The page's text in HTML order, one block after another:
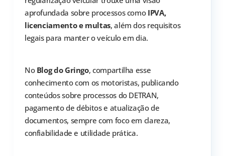
aprofundada sobre processos como IPVA,
licenciamento e multas, além dos requisitos
legais para manter o veículo em dia.
No Blog do Gringo, compartilha esse
conhecimento com os motoristas, publicando
conteúdos sobre processos do DETRAN,
pagamento de débitos e atualização de
documentos, sempre com foco em clareza,
confiabilidade e utilidade prática.